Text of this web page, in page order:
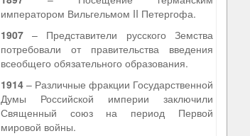
императором Вильгельмом II Петергофа.
1907– Представители русского Земства
потребовали от правительства введения
всеобщего обязательного образования.
1914– Различные фракции Государственной
Думы Российской империи заключили
Священный союз на период Первой
мировой войны.